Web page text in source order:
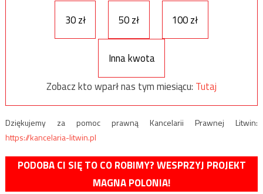
30 zł
50 zł 100 zł
Inna kwota
Zobacz kto wparł nas tym miesiącu: Tutaj
Dziękujemy za pomoc prawną Kancelarii Prawnej Litwin:
https://kancelaria-litwin.pl
PODOBA CI SIĘ TO CO ROBIMY? WESPRZYJ PROJEKT
MAGNA POLONIA!